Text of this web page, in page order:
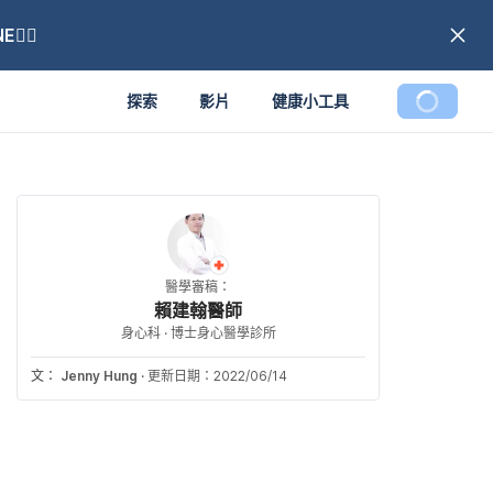
探索 影片 健康小工具
醫學審稿：
賴建翰醫師
身心科 · 博士身心醫學診所
文： Jenny Hung · 更新日期：2022/06/14